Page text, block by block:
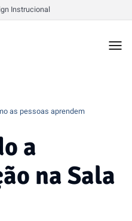
Instrucional
as pessoas aprendem
a
na Sala